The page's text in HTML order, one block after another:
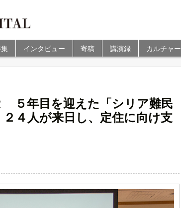
インタビュー 寄稿 講演録 カルチャー
５年目を迎えた「シリア難民
４人が来日し、定住に向け支